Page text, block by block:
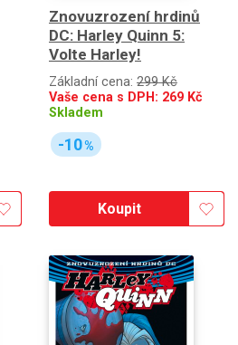
Znovuzrození hrdinů
DC: Harley Quinn 5:
Volte Harley!
Základní cena: 299 Kč
Vaše cena s DPH: 269 Kč
Skladem
-10%
Koupit